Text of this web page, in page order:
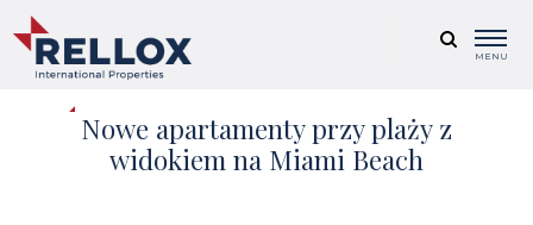
MENU
Nowe apartamenty przy plaży z
widokiem na Miami Beach
+ 12